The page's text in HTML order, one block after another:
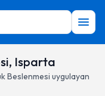
Isparta
Beslenmesi uygulayan